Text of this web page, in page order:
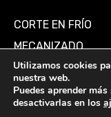
CORTE EN FRÍO
MECANIZADO
RECTIFICADO
PORTAMOLDES Y
EMPRESA
Utilizamos cookies
nuestra web.
Puedes aprender
desactivarlas en los